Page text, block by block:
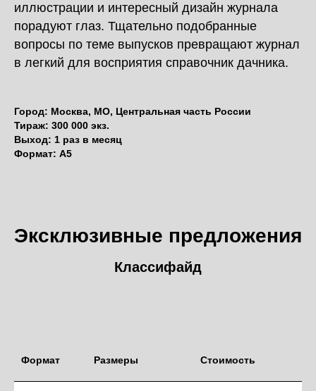
иллюстрации и интересный дизайн журнала
порадуют глаз. Тщательно подобранные
вопросы по теме выпусков превращают журнал
в легкий для восприятия справочник дачника.
Город: Москва, МО, Центральная часть России
Тираж: 300 000 экз.
Выход: 1 раз в месяц
Формат: А5
Эксклюзивные предложения
Классифайд
Формат Размеры Стоимость